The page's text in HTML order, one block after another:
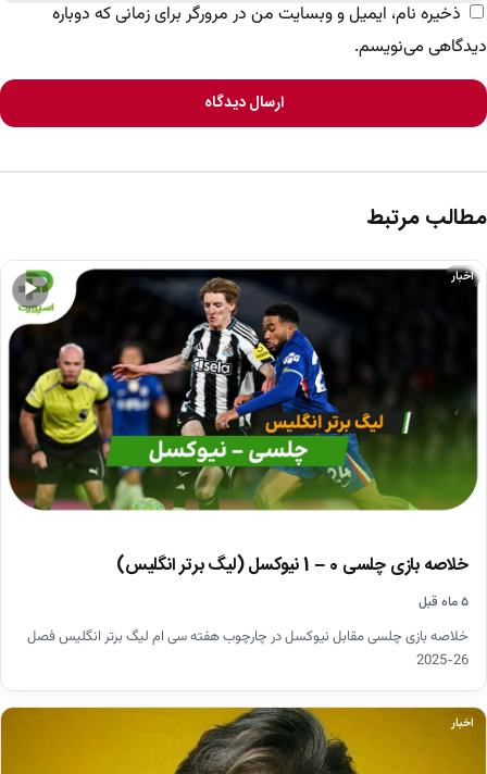
ذخیره نام، ایمیل و وبسایت من در مرورگر برای زمانی که دوباره
دیدگاهی می‌نویسم.
ارسال دیدگاه
مطالب مرتبط
▶
اخبار
خلاصه بازی چلسی 0 – 1 نیوکسل (لیگ برتر انگلیس)
۵ ماه قبل
خلاصه بازی چلسی مقابل نیوکسل در چارچوب هفته سی ام لیگ برتر انگلیس فصل
26-2025
اخبار